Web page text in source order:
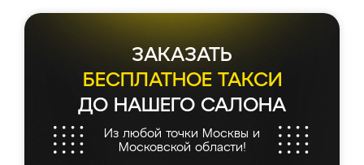
ЗАКАЗАТЬ
БЕСПЛАТНОЕ ТАКСИ
ДО НАШЕГО САЛОНА
Из любой точки Москвы и
Московской области!